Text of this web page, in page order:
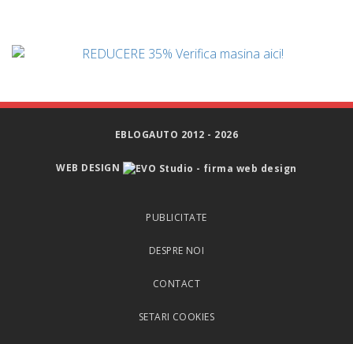
EBLOGAUTO 2012 - 2026
WEB DESIGN
PUBLICITATE
DESPRE NOI
CONTACT
SETARI COOKIES